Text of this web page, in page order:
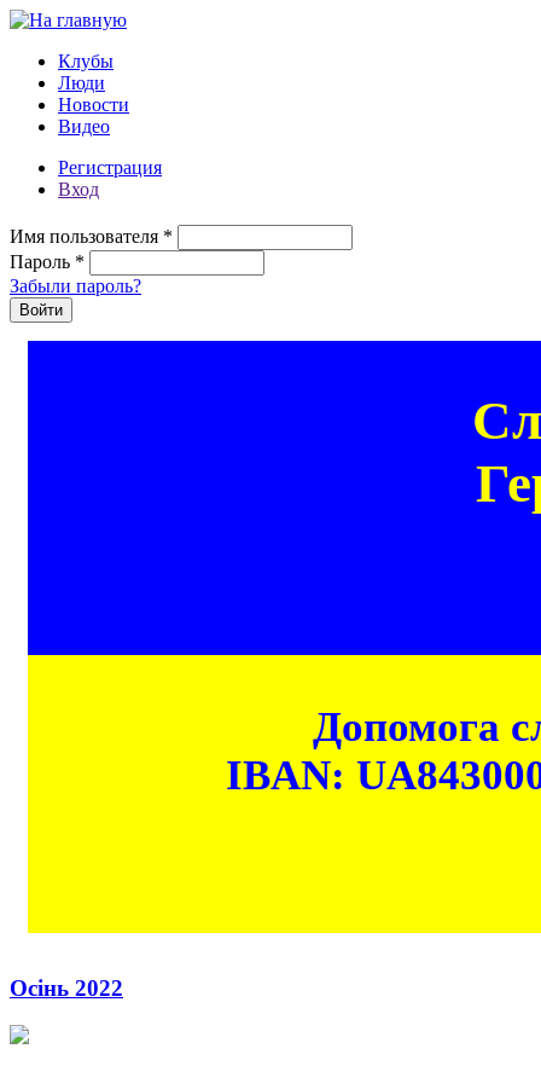
Перейти к основному содержанию
Клубы
Люди
Новости
Видео
Регистрация
Вход
Имя пользователя *
Пароль *
Забыли пароль?
Допомога
IBAN:
Осінь 2022